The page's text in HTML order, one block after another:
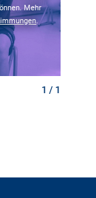
Mehr
.
1 / 1